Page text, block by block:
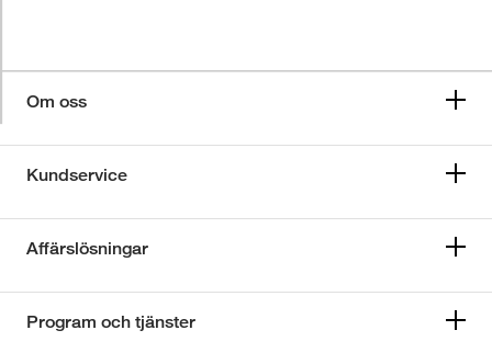
Om oss
Kundservice
Affärslösningar
Program och tjänster